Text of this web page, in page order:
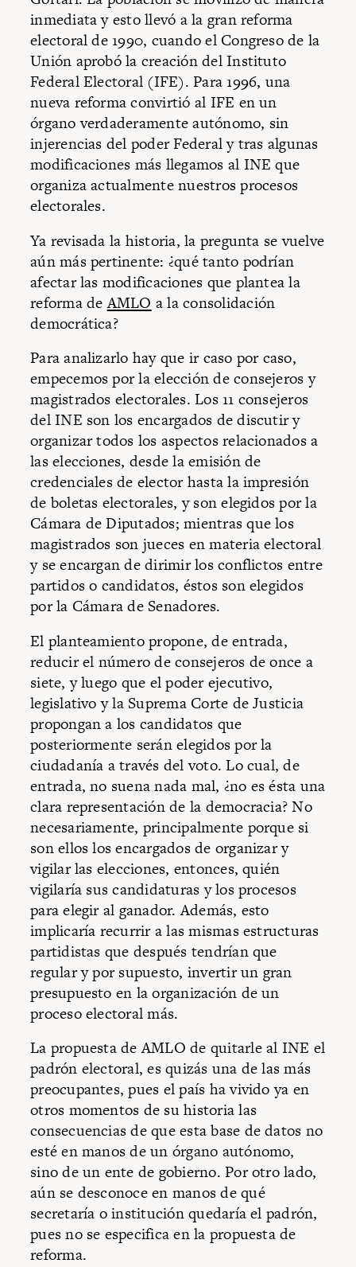
inmediata y esto llevó a la gran reforma
electoral de 1990, cuando el Congreso de la
Unión aprobó la creación del Instituto
Federal Electoral (IFE). Para 1996, una
nueva reforma convirtió al IFE en un
órgano verdaderamente autónomo, sin
injerencias del poder Federal y tras algunas
modificaciones más llegamos al INE que
organiza actualmente nuestros procesos
electorales.
Ya revisada la historia, la pregunta se vuelve
aún más pertinente: ¿qué tanto podrían
afectar las modificaciones que plantea la
reforma deAMLO a la consolidación
democrática?
Para analizarlo hay que ir caso por caso,
empecemos por la elección de consejeros y
magistrados electorales. Los 11 consejeros
del INE son los encargados de discutir y
organizar todos los aspectos relacionados a
las elecciones, desde la emisión de
credenciales de elector hasta la impresión
de boletas electorales, y son elegidos por la
Cámara de Diputados; mientras que los
magistrados son jueces en materia electoral
y se encargan de dirimir los conflictos entre
partidos o candidatos, éstos son elegidos
por la Cámara de Senadores.
El planteamiento propone, de entrada,
reducir el número de consejeros de once a
siete, y luego que el poder ejecutivo,
legislativo y la Suprema Corte de Justicia
propongan a los candidatos que
posteriormente serán elegidos por la
ciudadanía a través del voto. Lo cual, de
entrada, no suena nada mal, ¿no es ésta una
clara representación de la democracia? No
necesariamente, principalmente porque si
son ellos los encargados de organizar y
vigilar las elecciones, entonces, quién
vigilaría sus candidaturas y los procesos
para elegir al ganador. Además, esto
implicaría recurrir a las mismas estructuras
partidistas que después tendrían que
regular y por supuesto, invertir un gran
presupuesto en la organización de un
proceso electoral más.
La propuesta de AMLO de quitarle al INE el
padrón electoral, es quizás una de las más
preocupantes, pues el país ha vivido ya en
otros momentos de su historia las
consecuencias de que esta base de datos no
esté en manos de un órgano autónomo,
sino de un ente de gobierno. Por otro lado,
aún se desconoce en manos de qué
secretaría o institución quedaría el padrón,
pues no se especifica en la propuesta de
reforma.